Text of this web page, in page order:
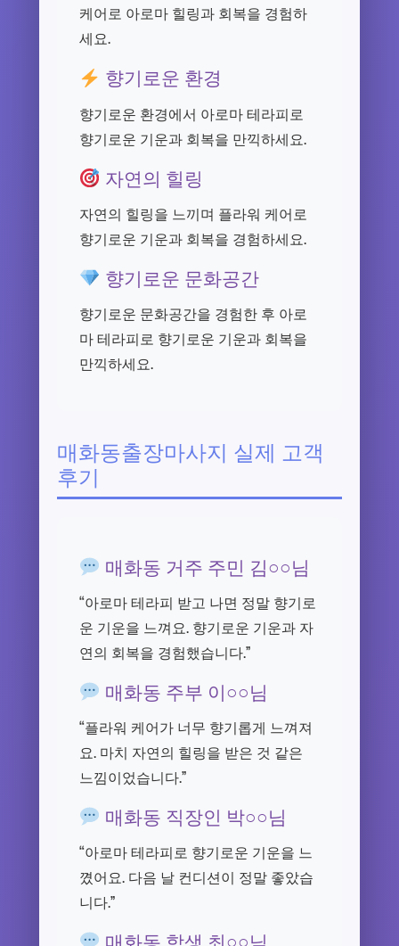
케어로 아로마 힐링과 회복을 경험하
세요.
향기로운 환경
향기로운 환경에서 아로마 테라피로
향기로운 기운과 회복을 만끽하세요.
자연의 힐링
자연의 힐링을 느끼며 플라워 케어로
향기로운 기운과 회복을 경험하세요.
향기로운 문화공간
향기로운 문화공간을 경험한 후 아로
마 테라피로 향기로운 기운과 회복을
만끽하세요.
매화동출장마사지 실제 고객
후기
매화동 거주 주민 김○○님
“아로마 테라피 받고 나면 정말 향기로
운 기운을 느껴요. 향기로운 기운과 자
연의 회복을 경험했습니다.”
매화동 주부 이○○님
“플라워 케어가 너무 향기롭게 느껴져
요. 마치 자연의 힐링을 받은 것 같은
느낌이었습니다.”
매화동 직장인 박○○님
“아로마 테라피로 향기로운 기운을 느
꼈어요. 다음 날 컨디션이 정말 좋았습
니다.”
매화동 학생 최○○님